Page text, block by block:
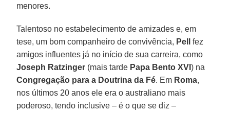
menores.
Talentoso no estabelecimento de amizades e, em
tese, um bom companheiro de convivência, Pell
fez
amigos influentes já no início de sua carreira, como
Joseph Ratzinger (mais tarde Papa Bento XVI) na
Congregação para a Doutrina da Fé. Em Roma,
nos últimos 20 anos ele era o australiano mais
poderoso, tendo inclusive – é o que se diz –